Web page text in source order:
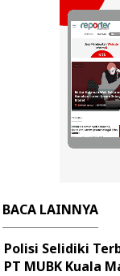
BACA LAINNYA
Polisi Selidiki
PT MUBK Kuala